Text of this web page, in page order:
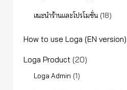
แนะนำร้านและโปรโมชั่น (18)
How to use Loga (EN version)
Loga Product (20)
Loga Admin (1)